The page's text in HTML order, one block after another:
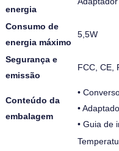
energia
Consumo de
energia máximo
5,5W
Segurança e
emissão
FCC, CE,
Conteúdo da
embalagem
•
•
• Guia de